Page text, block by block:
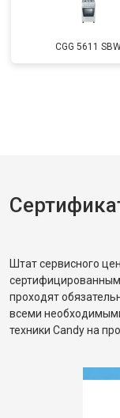
CGG 5611
Штат сервисного
проходят
всеми
техники Candy на